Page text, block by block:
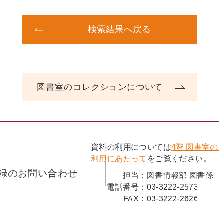
検索結果へ戻る
図書室のコレクションについて
のお問い合わせ
資料の利用については4階 図書室
利用にあたって をご覧ください。
担当： 図書情報部 図書係
電話番号：03-3222-2573
FAX：03-3222-2626